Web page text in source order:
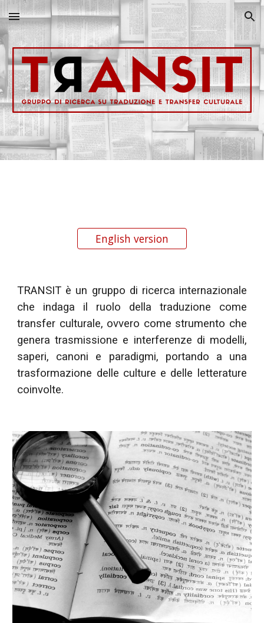
Skip to main content Skip to navigation
English version
TRANSIT è un gruppo di ricerca internazionale
che indaga il ruolo della traduzione come
transfer culturale, ovvero come strumento che
genera trasmissione e interferenze di modelli,
saperi, canoni e paradigmi, portando a una
trasformazione delle culture e delle letterature
coinvolte.